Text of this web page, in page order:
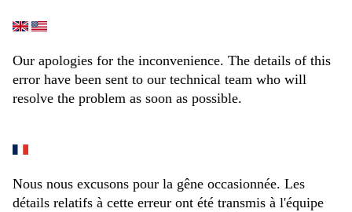
Our apologies for the inconvenience. The details of this
error have been sent to our technical team who will
resolve the problem as soon as possible.
Nous nous excusons pour la gêne occasionnée. Les
détails relatifs à cette erreur ont été transmis à l'équipe